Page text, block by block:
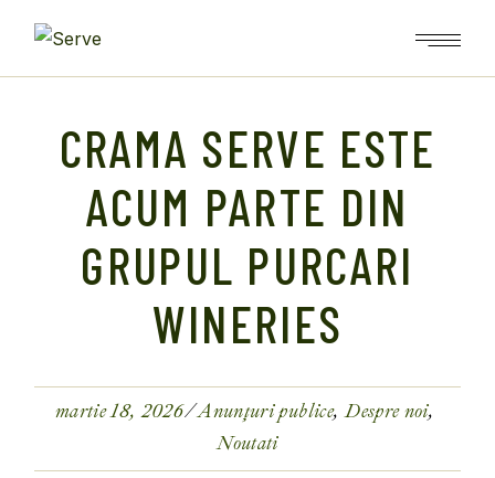
CRAMA SERVE ESTE
ACUM PARTE DIN
GRUPUL PURCARI
WINERIES
martie 18, 2026 Anunțuri publice Despre noi
Noutati